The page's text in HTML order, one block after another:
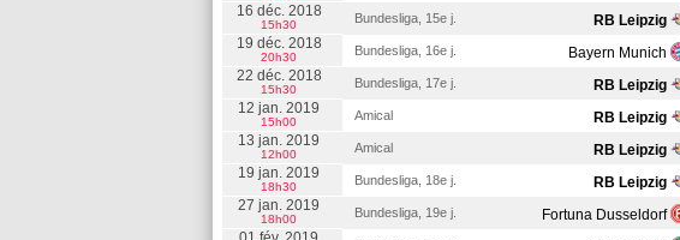
16 déc. 2018
15h30 Bundesliga, 15e j. RB Leipzig
19 déc. 2018
20h30 Bundesliga, 16e j. Bayern Munich
22 déc. 2018
15h30 Bundesliga, 17e j. RB Leipzig
12 jan. 2019
15h00 Amical RB Leipzig
13 jan. 2019
12h00 Amical RB Leipzig
19 jan. 2019
18h30 Bundesliga, 18e j. RB Leipzig
27 jan. 2019
18h00 Bundesliga, 19e j. Fortuna Dusseldorf